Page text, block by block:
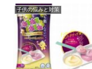
子供の悩みと対策